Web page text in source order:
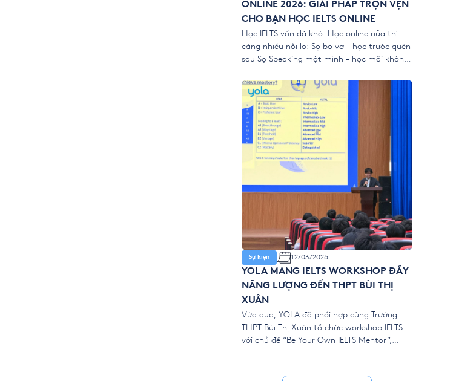
ONLINE 2026: GIẢI PHÁP TRỌN VẸN
CHO BẠN HỌC IELTS ONLINE
Học IELTS vốn đã khó. Học online nữa thì
càng nhiều nỗi lo: Sợ bơ vơ – học trước quên
sau Sợ Speaking một mình – học mãi không
xa, YOLA chính thức mang đến khoá IELTS
Online 2026 với 4 nâng cấp đỉnh […]
Sự kiện 12/03/2026
YOLA MANG IELTS WORKSHOP ĐẦY
NĂNG LƯỢNG ĐẾN THPT BÙI THỊ
XUÂN
Vừa qua, YOLA đã phối hợp cùng Trường
THPT Bùi Thị Xuân tổ chức workshop IELTS
với chủ đề “Be Your Own IELTS Mentor”,
học sinh. Khác với những buổi workshop học